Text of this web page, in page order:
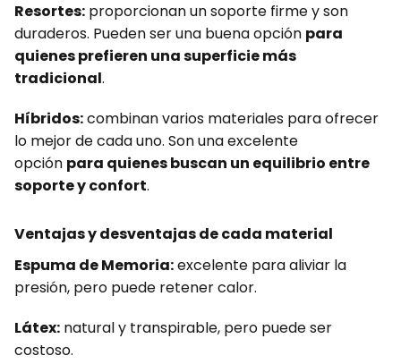
Resortes: proporcionan un soporte firme y son
duraderos. Pueden ser una buena opción para
quienes prefieren una superficie más
tradicional.
Híbridos:combinan varios materiales para ofrecer
lo mejor de cada uno. Son una excelente
opción para quienes buscan un equilibrio entre
soporte y confort.
Ventajas y desventajas de cada material
Espuma de Memoria:excelente para aliviar la
presión, pero puede retener calor.
Látex: natural y transpirable, pero puede ser
costoso.